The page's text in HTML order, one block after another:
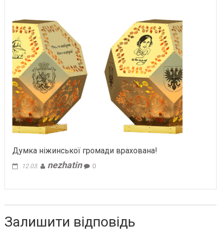
Думка ніжинської громади врахована!
12.03. nezhatin 0
Залишити відповідь